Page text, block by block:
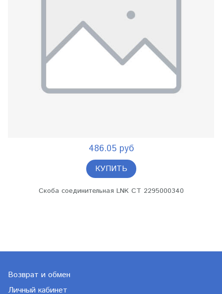
486.05 руб
КУПИТЬ
Скоба соединительная LNK СТ 2295000340
Возврат и обмен
Личный кабинет